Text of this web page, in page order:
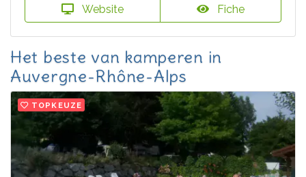
Website Fiche
Het beste van kamperen in
Auvergne-Rhône-Alps
TOPKEUZE